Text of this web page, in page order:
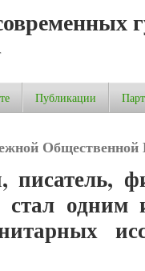
Публикации
одним